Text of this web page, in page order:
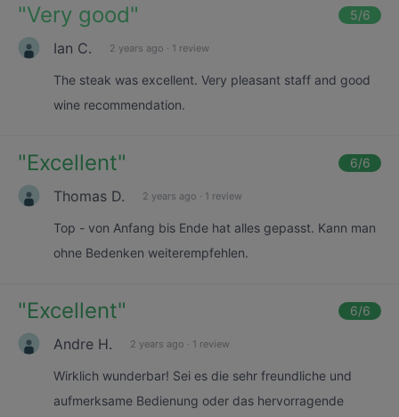
"Very good" 5/6
Ian C. 2 years ago · 1 review
The steak was excellent. Very pleasant staff and good
wine recommendation.
"Excellent" 6/6
Thomas D. 2 years ago · 1 review
Top - von Anfang bis Ende hat alles gepasst. Kann man
ohne Bedenken weiterempfehlen.
"Excellent" 6/6
Andre H. 2 years ago · 1 review
Wirklich wunderbar! Sei es die sehr freundliche und
aufmerksame Bedienung oder das hervorragende